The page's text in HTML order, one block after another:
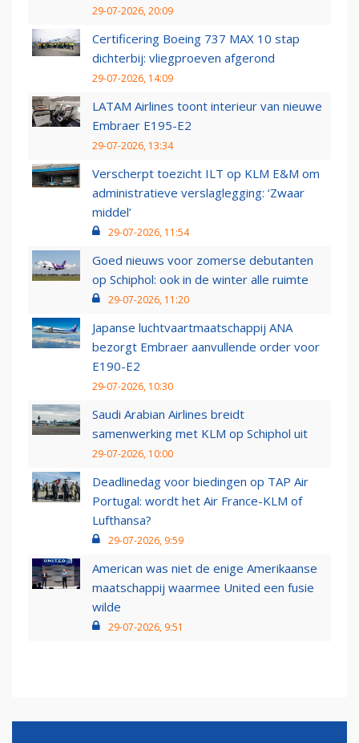
29-07-2026, 20:09
Certificering Boeing 737 MAX 10 stap
dichterbij: vliegproeven afgerond
29-07-2026, 14:09
LATAM Airlines toont interieur van nieuwe
Embraer E195-E2
29-07-2026, 13:34
Verscherpt toezicht ILT op KLM E&M om
administratieve verslaglegging: ‘Zwaar
middel’
29-07-2026, 11:54
Goed nieuws voor zomerse debutanten
op Schiphol: ook in de winter alle ruimte
29-07-2026, 11:20
Japanse luchtvaartmaatschappij ANA
bezorgt Embraer aanvullende order voor
E190-E2
29-07-2026, 10:30
Saudi Arabian Airlines breidt
samenwerking met KLM op Schiphol uit
29-07-2026, 10:00
Deadlinedag voor biedingen op TAP Air
Portugal: wordt het Air France-KLM of
Lufthansa?
29-07-2026, 9:59
American was niet de enige Amerikaanse
maatschappij waarmee United een fusie
wilde
29-07-2026, 9:51